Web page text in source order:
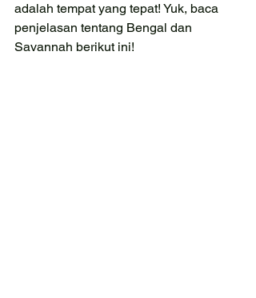
adalah tempat yang tepat! Yuk, baca
penjelasan tentang Bengal dan
Savannah berikut ini!